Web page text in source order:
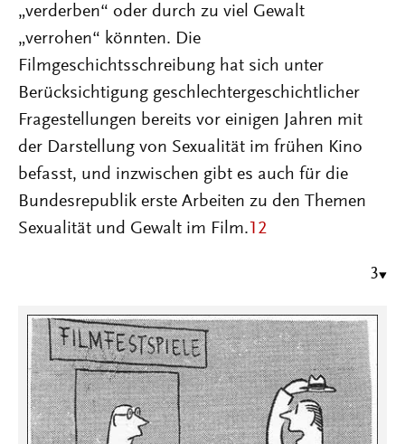
„verderben“ oder durch zu viel Gewalt
„verrohen“ könnten. Die
Filmgeschichtsschreibung hat sich unter
Berücksichtigung geschlechtergeschichtlicher
Fragestellungen bereits vor einigen Jahren mit
der Darstellung von Sexualität im frühen Kino
befasst, und inzwischen gibt es auch für die
Bundesrepublik erste Arbeiten zu den Themen
Sexualität und Gewalt im Film. 12
3